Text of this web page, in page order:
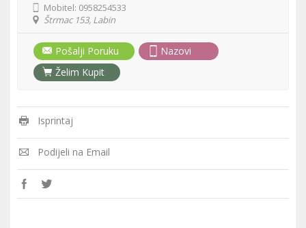
Mobitel: 0958254533
Štrmac 153, Labin
Pošalji Poruku
Nazovi
Želim Kupit
Isprintaj
Podijeli na Email